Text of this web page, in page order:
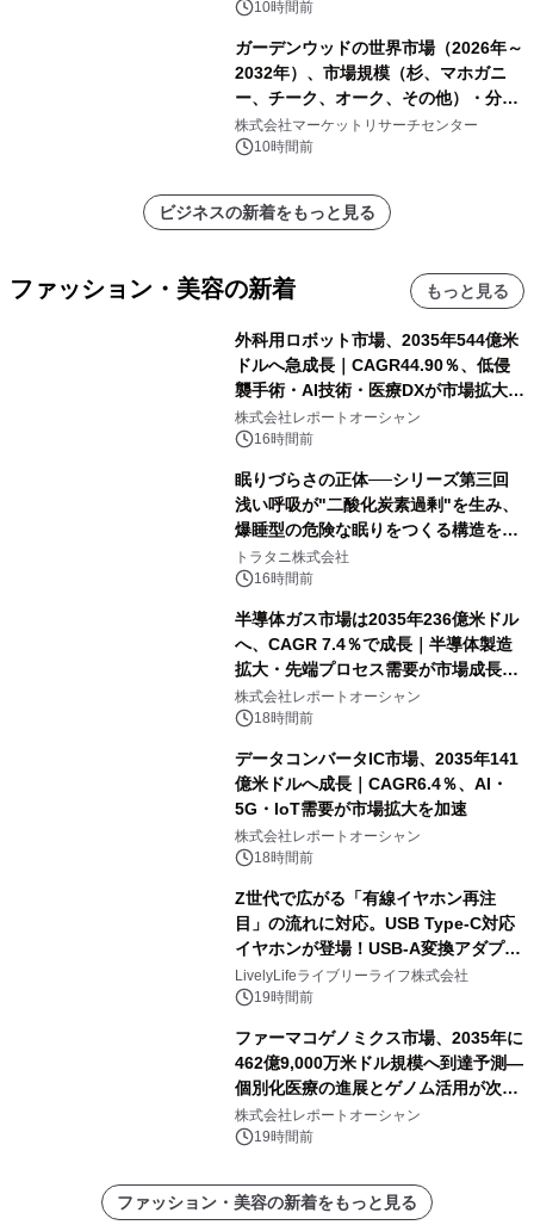
10時間前
ガーデンウッドの世界市場（2026年～
2032年）、市場規模（杉、マホガニ
ー、チーク、オーク、その他）・分析
レポートを発表
株式会社マーケットリサーチセンター
10時間前
ビジネスの新着をもっと見る
ファッション・美容の新着 もっと見る
外科用ロボット市場、2035年544億米
ドルへ急成長｜CAGR44.90％、低侵
襲手術・AI技術・医療DXが市場拡大を
牽引
株式会社レポートオーシャン
16時間前
眠りづらさの正体──シリーズ第三回
浅い呼吸が"二酸化炭素過剰"を生み、
爆睡型の危険な眠りをつくる構造を解
説
トラタニ株式会社
16時間前
半導体ガス市場は2035年236億米ドル
へ、CAGR 7.4％で成長｜半導体製造
拡大・先端プロセス需要が市場成長を
加速
株式会社レポートオーシャン
18時間前
データコンバータIC市場、2035年141
億米ドルへ成長｜CAGR6.4％、AI・
5G・IoT需要が市場拡大を加速
株式会社レポートオーシャン
18時間前
Z世代で広がる「有線イヤホン再注
目」の流れに対応。USB Type-C対応
イヤホンが登場！USB-A変換アダプタ
ー付きでスマホからパソコンまで幅広
く活用可能
LivelyLifeライブリーライフ株式会社
19時間前
ファーマコゲノミクス市場、2035年に
462億9,000万米ドル規模へ到達予測―
個別化医療の進展とゲノム活用が次世
代ヘルスケア投資を加速
株式会社レポートオーシャン
19時間前
ファッション・美容の新着をもっと見る